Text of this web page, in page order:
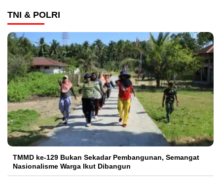
TNI & POLRI
TMMD ke-129 Bukan Sekadar Pembangunan, Semangat
Nasionalisme Warga Ikut Dibangun